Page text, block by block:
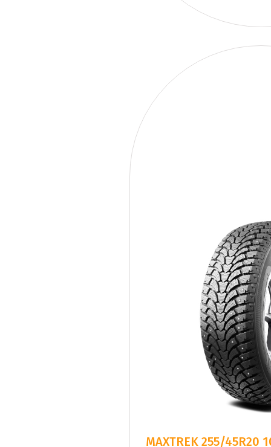
MAXTREK 255/45R20